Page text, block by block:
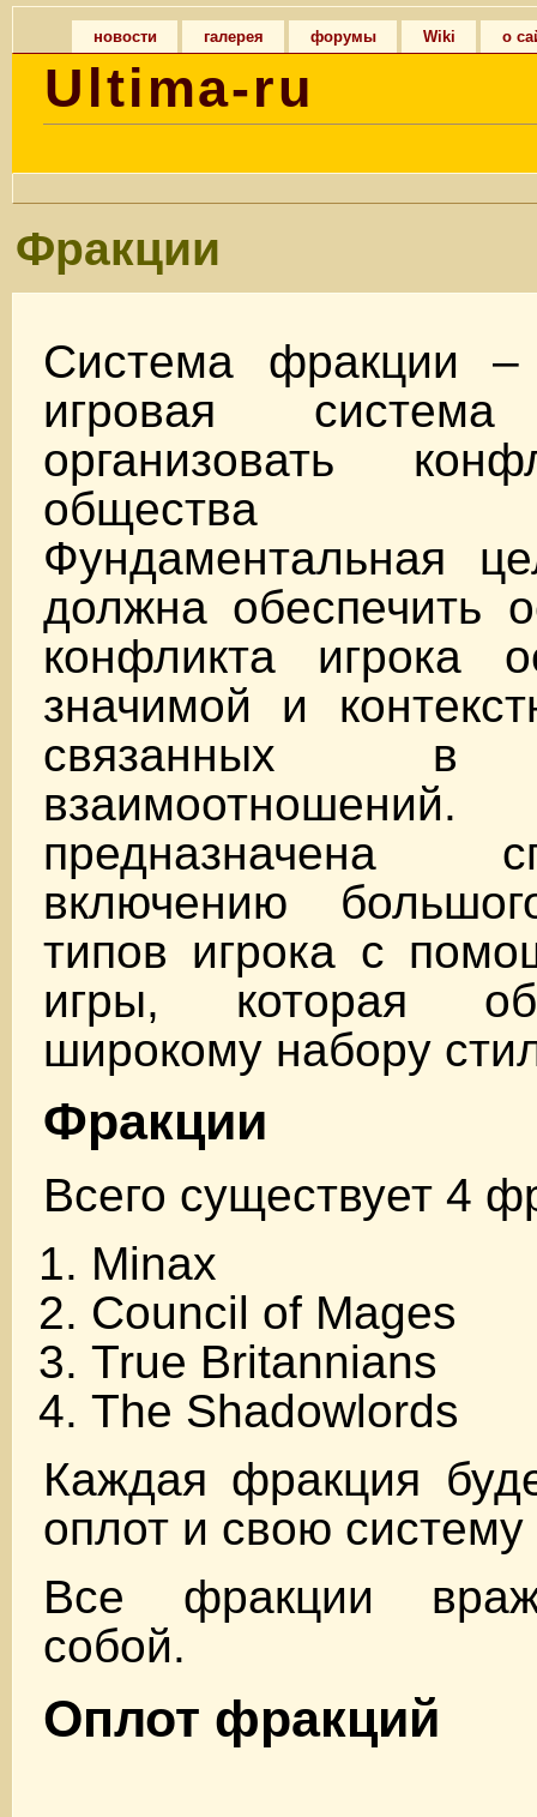
новости галерея форумы Wiki о
Ultima-ru
Фракции
Система фракции
игровая система
организовать
общества
Фундаментальная
должна обеспечить
конфликта игрока
значимой и
связанных в
предназначена
включению
типов игрока с
игры, которая
широкому набору
Фракции
Всего существует 4
Minax
Council of Mages
True Britannians
The Shadowlords
Каждая фракция
оплот и свою систему
Все фракции
собой.
Оплот фракций